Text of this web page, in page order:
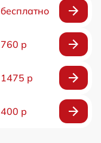
бесплатно
760 р
1475 р
400 р